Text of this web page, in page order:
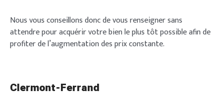
Nous vous conseillons donc de vous renseigner sans
attendre pour acquérir votre bien le plus tôt possible afin de
profiter de l’augmentation des prix constante.
Clermont-Ferrand